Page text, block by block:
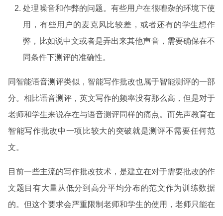
处理噪音和作弊的问题。有些用户在很嘈杂的环境下使
用，有些用户的麦克风比较差，或者还有的学生想作
弊，比如说中文或者是弄出来其他声音，需要确保在不
同条件下测评的准确性。
同智能语音测评类似，智能写作批改也属于智能测评的一部
分。相比语音测评，英文写作的频率没有那么高，但是对于
老师和学生来说存在与语音测评同样的痛点。而先声教育在
智能写作批改中一项比较大的突破就是测评不需要任何范
文。
目前一些主流的写作批改技术，是建立在对于需要批改的作
文题目有大量从低分到高分平均分布的范文作为训练数据
的。但这个要求会严重限制老师和学生的使用，老师只能在